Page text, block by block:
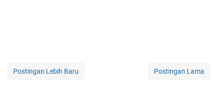
Postingan Lebih Baru Postingan Lama